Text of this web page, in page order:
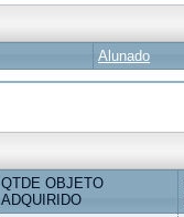
Alunado
QTDE OBJETO
ADQUIRIDO